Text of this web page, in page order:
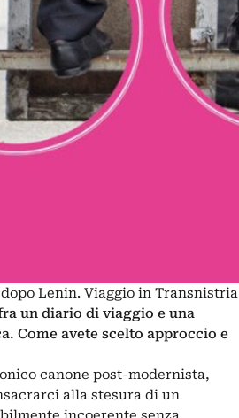
Lenin. Viaggio in Transnistria
un diario di viaggio e una
Come avete scelto approccio e
canone post-modernista,
alla stesura di un